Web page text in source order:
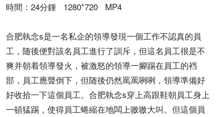
時間：24分鍾 1280*720 MP4
合肥執念s是一名私企的領導發現一個工作不認真的員
工，随後便對該名員工進行了訓斥，但這名員工很是不
爽并朝着領導發火，被激怒的領導一腳踢在員工的裆
部，員工應聲倒下，但随後仍然罵罵咧咧，領導準備好
好收拾一下這個員工。合肥執念s穿上高跟鞋朝員工身上
一頓猛踢，使得員工蜷縮在地闆上嗷嗷大叫。但這個員